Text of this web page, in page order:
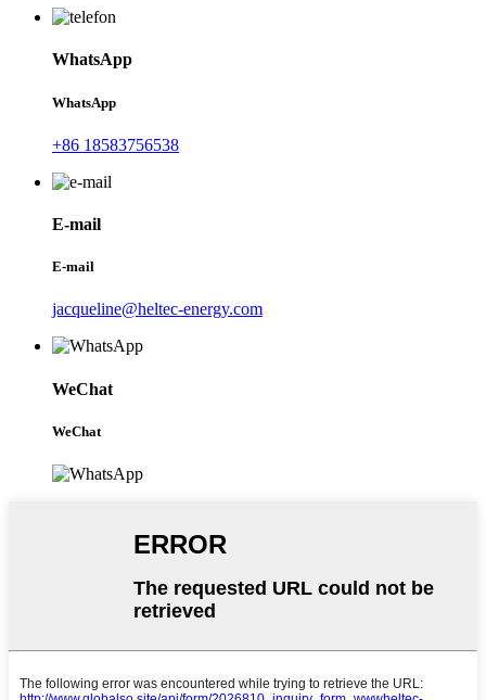
WhatsApp
WhatsApp
+86 18583756538
E-mail
E-mail
jacqueline@heltec-energy.com
WeChat
WeChat